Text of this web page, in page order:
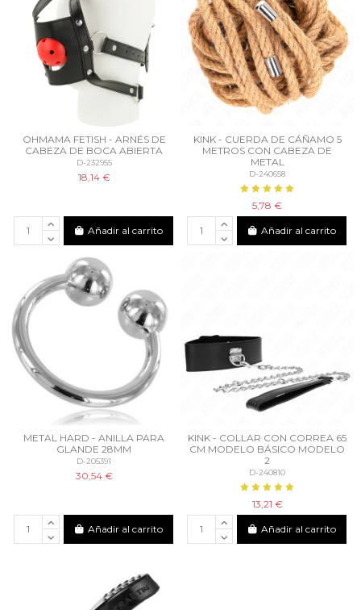
OHMAMA FETISH - ARNÉS DE
CABEZA DE BOCA ABIERTA
D-232955
18,14 €
Añadir al carrito
KINK - CUERDA DE CÁÑAMO 5
METROS CON CABEZA DE
METAL
D-240658
5,78 €
Añadir al carrito
METAL HARD - ANILLA PARA
GLANDE 28MM
D-205391
30,54 €
Añadir al carrito
KINK - COLLAR CON CORREA 65
CM MODELO BÁSICO MODELO
2
D-240810
13,21 €
Añadir al carrito